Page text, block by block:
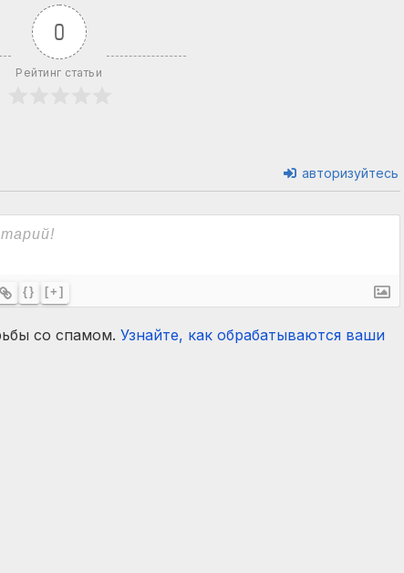
0
Рейтинг статьи
авторизуйтесь
{} [+]
со спамом. Узнайте, как обрабатываются ваши